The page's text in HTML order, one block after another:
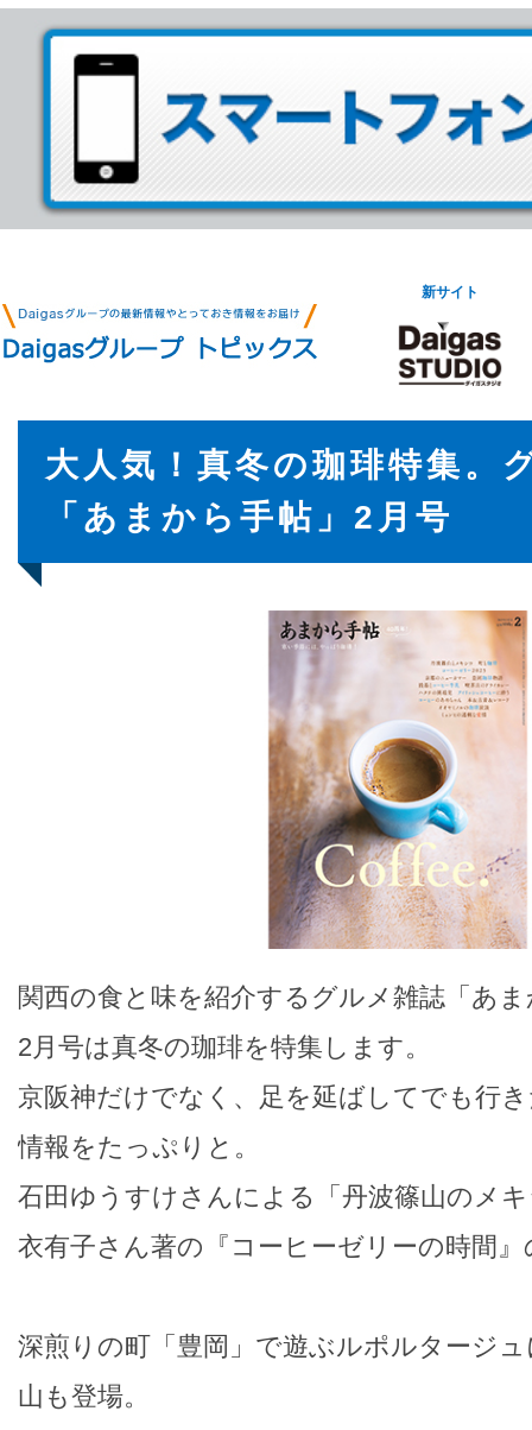
新サイト
大人気！真冬の珈琲特集。
「あまから手帖」2月号
関西の食と味を紹介するグルメ雑誌「あ
2月号は真冬の珈琲を特集します。
京阪神だけでなく、足を延ばしてでも行
情報をたっぷりと。
石田ゆうすけさんによる「丹波篠山のメ
衣有子さん著の『コーヒーゼリーの時間
深煎りの町「豊岡」で遊ぶルポルタージ
山も登場。